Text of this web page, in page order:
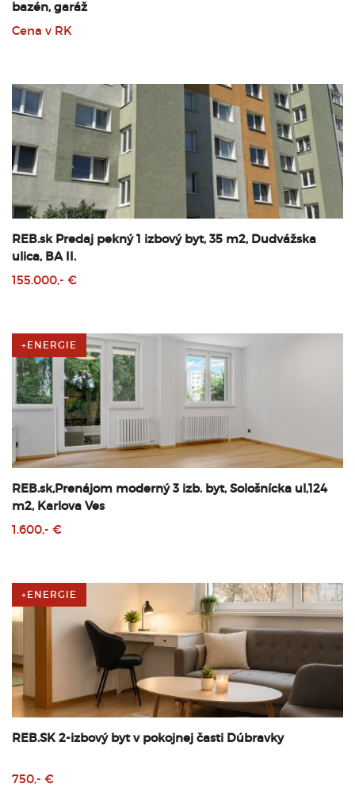
bazén, garáž
Cena v RK
REB.sk Predaj pekný 1 izbový byt, 35 m2, Dudvážska
ulica, BA II.
155.000,- €
+ENERGIE
REB.sk,Prenájom moderný 3 izb. byt, Sološnícka ul,124
m2, Karlova Ves
1.600,- €
+ENERGIE
REB.SK 2-izbový byt v pokojnej časti Dúbravky
750,- €